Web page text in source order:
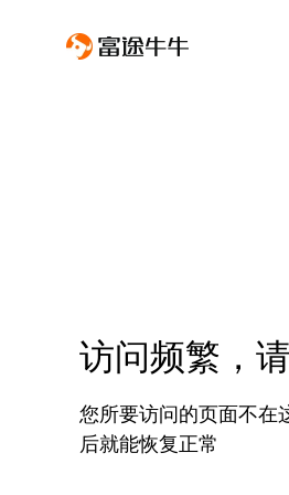
访问频繁，
您所要访问的页面不在
后就能恢复正常